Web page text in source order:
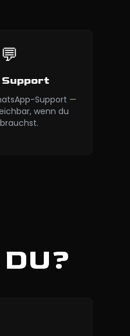
💬
Support —
wenn du